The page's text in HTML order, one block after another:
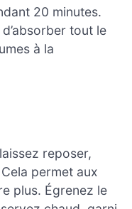
20 minutes.
tout le
à la
reposer,
permet aux
plus. Égrenez le